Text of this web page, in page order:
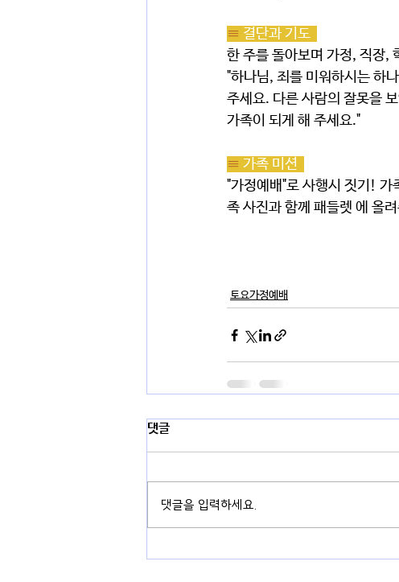
≡ 결단과 기도
한 주를 돌아보며 가정, 직장,
"하나님, 죄를 미워하시는 하
주세요. 다른 사람의 잘못을
가족이 되게 해 주세요."
≡ 가족 미션
"가정예배"로 사행시 짓기! 가
족 사진과 함께 패들렛 에 올
토요가정예배
댓글
댓글을 입력하세요.